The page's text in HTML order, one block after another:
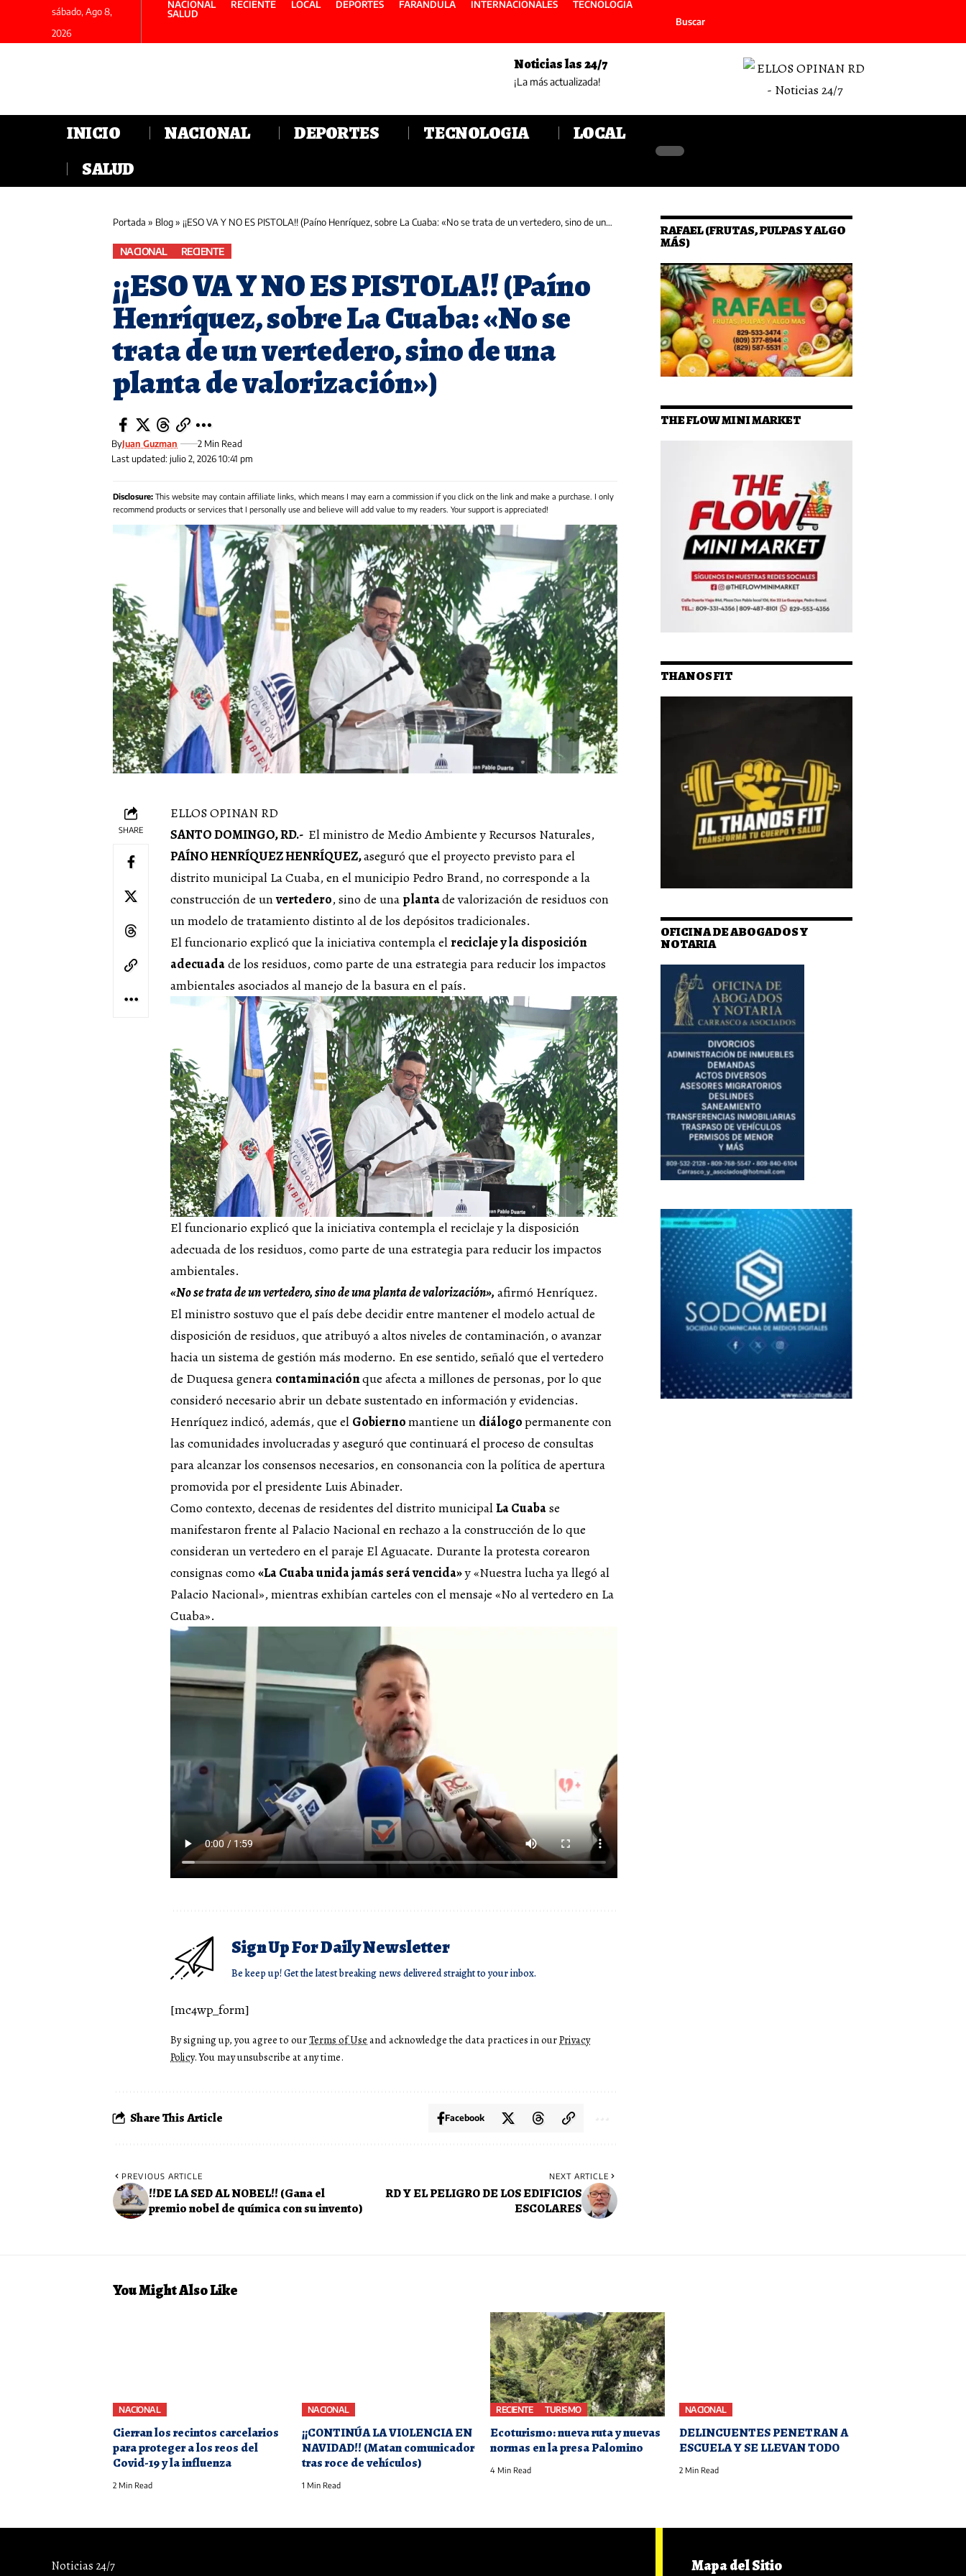
sábado, Ago 8,
2026
NACIONAL RECIENTE LOCAL DEPORTES FARANDULA INTERNACIONALES
TECNOLOGIA
SALUD
Buscar
Noticias las 24/7
¡La más actualizada!
INICIO NACIONAL DEPORTES TECNOLOGIA
LOCAL
SALUD
Portada » Blog» ¡¡ESO VA Y NO ES PISTOLA!! (Paíno Henríquez, sobre La Cuaba: «No se trata de un vertedero, sino de una planta de valorización»)
NACIONAL RECIENTE
¡¡ESO VA Y NO ES PISTOLA!! (Paíno
Henríquez, sobre La Cuaba: «No se
trata de un vertedero, sino de una
planta de valorización»)
Last updated: julio 2, 2026 10:41 pm
ByJuan Guzman 2 Min Read
Disclosure: This website may contain affiliate links, which means I may earn a commission if you click on the link and make a purchase. I only
recommend products or services that I personally use and believe will add value to my readers. Your support is appreciated!
SHARE
ELLOS OPINAN RD
SANTO DOMINGO, RD.- El ministro de Medio Ambiente y Recursos Naturales,
PAÍNO HENRÍQUEZ HENRÍQUEZ,aseguró que el proyecto previsto para el
distrito municipal La Cuaba, en el municipio Pedro Brand, no corresponde a la
construcción de unvertedero, sino de una plantade valorización de residuos con
un modelo de tratamiento distinto al de los depósitos tradicionales.
El funcionario explicó que la iniciativa contempla elreciclaje y la disposición
adecuadade los residuos, como parte de una estrategia para reducir los impactos
ambientales asociados al manejo de la basura en el país.
El funcionario explicó que la iniciativa contempla el reciclaje y la disposición
adecuada de los residuos, como parte de una estrategia para reducir los impactos
ambientales.
«No se trata de un vertedero, sino de una planta de valorización», afirmó Henríquez.
El ministro sostuvo que el país debe decidir entre mantener el modelo actual de
disposición de residuos, que atribuyó a altos niveles de contaminación, o avanzar
hacia un sistema de gestión más moderno. En ese sentido, señaló que el vertedero
de Duquesa genera contaminaciónque afecta a millones de personas, por lo que
consideró necesario abrir un debate sustentado en información y evidencias.
Henríquez indicó, además, que el Gobiernomantiene un diálogopermanente con
las comunidades involucradas y aseguró que continuará el proceso de consultas
para alcanzar los consensos necesarios, en consonancia con la política de apertura
promovida por el presidente Luis Abinader.
Como contexto, decenas de residentes del distrito municipalLa Cuabase
manifestaron frente al Palacio Nacional en rechazo a la construcción de lo que
consideran un vertedero en el paraje El Aguacate. Durante la protesta corearon
consignas como «La Cuaba unida jamás será vencida»y «Nuestra lucha ya llegó al
Palacio Nacional», mientras exhibían carteles con el mensaje «No al vertedero en La
Cuaba».
Sign Up For Daily Newsletter
Be keep up! Get the latest breaking news delivered straight to your inbox.
[mc4wp_form]
By signing up, you agree to ourTerms of Use and acknowledge the data practices in ourPrivacy
Policy. You may unsubscribe at any time.
Share This Article Facebook
PREVIOUS ARTICLE
!!DE LA SED AL NOBEL!! (Gana el
premio nobel de química con su invento)
NEXT ARTICLE
RD Y EL PELIGRO DE LOS EDIFICIOS
ESCOLARES
RAFAEL (FRUTAS, PULPAS Y ALGO
MÁS)
THE FLOW MINI MARKET
THANOS FIT
OFICINA DE ABOGADOS Y
NOTARIA
You Might Also Like
NACIONAL
Cierran los recintos carcelarios
para proteger a los reos del
Covid-19 y la influenza
2 Min Read
NACIONAL
¡¡CONTINÚA LA VIOLENCIA EN
NAVIDAD!! (Matan comunicador
tras roce de vehículos)
1 Min Read
RECIENTE TURISMO
Ecoturismo: nueva ruta y nuevas
normas en la presa Palomino
4 Min Read
NACIONAL
DELINCUENTES PENETRAN A
ESCUELA Y SE LLEVAN TODO
2 Min Read
Noticias 24/7 Mapa del Sitio